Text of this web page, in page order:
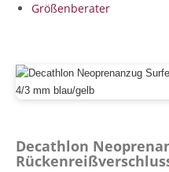
Größenberater
Decathlon